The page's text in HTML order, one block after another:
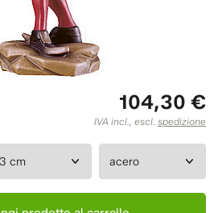
104,30 €
IVA incl., escl. spedizione